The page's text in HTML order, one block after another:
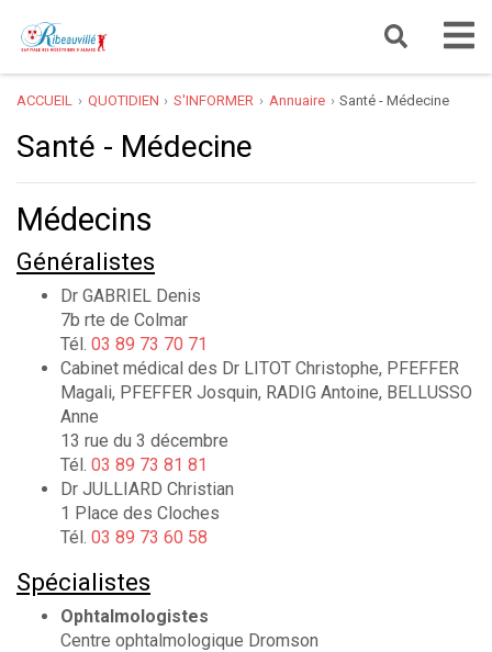
ACCUEIL QUOTIDIEN S'INFORMER Annuaire Santé - Médecine
Santé - Médecine
Médecins
Généralistes
Dr GABRIEL Denis
7b rte de Colmar
Tél. 03 89 73 70 71
Cabinet médical des Dr LITOT Christophe, PFEFFER
Magali, PFEFFER Josquin, RADIG Antoine, BELLUSSO
Anne
13 rue du 3 décembre
Tél. 03 89 73 81 81
Dr JULLIARD Christian
1 Place des Cloches
Tél. 03 89 73 60 58
Spécialistes
Ophtalmologistes
Centre ophtalmologique Dromson